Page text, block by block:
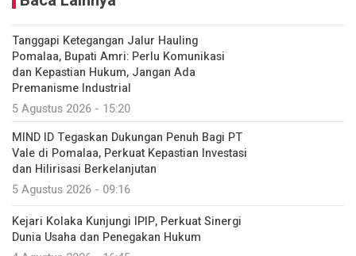
Tanggapi Ketegangan Jalur Hauling
Pomalaa, Bupati Amri: Perlu Komunikasi
dan Kepastian Hukum, Jangan Ada
Premanisme Industrial
5 Agustus 2026 - 15:20
MIND ID Tegaskan Dukungan Penuh Bagi PT
Vale di Pomalaa, Perkuat Kepastian Investasi
dan Hilirisasi Berkelanjutan
5 Agustus 2026 - 09:16
Kejari Kolaka Kunjungi IPIP, Perkuat Sinergi
Dunia Usaha dan Penegakan Hukum